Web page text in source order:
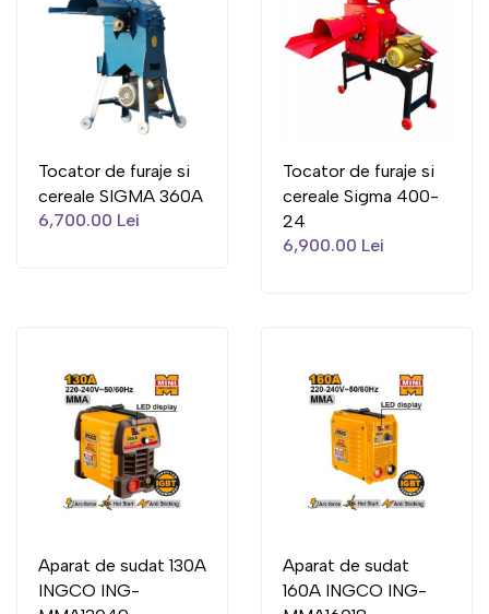
Tocator de furaje si
cereale SIGMA 360A
6,700.00 Lei
Tocator de furaje si
cereale Sigma 400-
24
6,900.00 Lei
Aparat de sudat 130A
INGCO ING-
Aparat de sudat
160A INGCO ING-